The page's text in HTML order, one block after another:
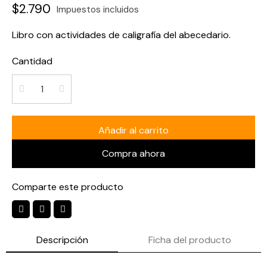
$2.790 Impuestos incluidos
Libro con actividades de caligrafía del abecedario.
Cantidad
Añadir al carrito
Compra ahora
Comparte este producto
Descripción Ficha del producto